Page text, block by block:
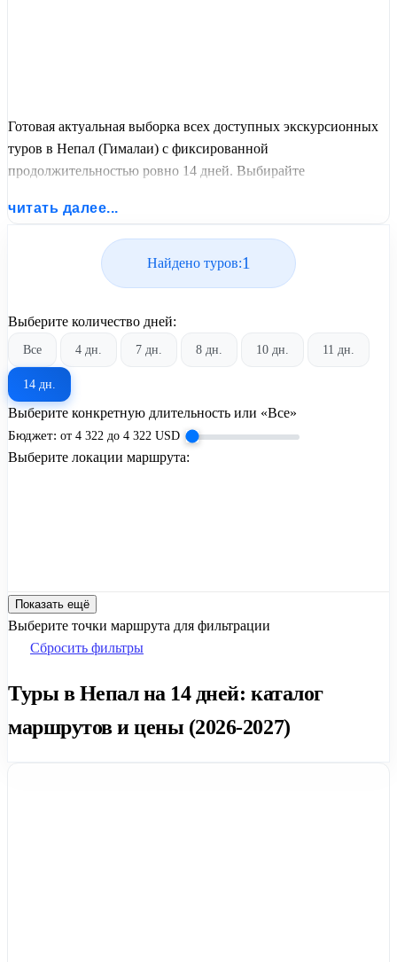
Готовая актуальная выборка всех доступных экскурсионных
туров в Непал (Гималаи) с фиксированной
продолжительностью ровно 14 дней. Выбирайте
путевок и бронируйте экскурсионный отдых по лучшим
читать далее...
Найдено туров:1
Выберите количество дней:
Все 4 дн. 7 дн. 8 дн. 10 дн. 11 дн.
14 дн.
Выберите конкретную длительность или «Все»
Бюджет: от 4 322 до 4 322 USD
Выберите локации маршрута:
Показать ещё
Выберите точки маршрута для фильтрации
Сбросить фильтры
Туры в Непал на 14 дней: каталог
маршрутов и цены (2026-2027)